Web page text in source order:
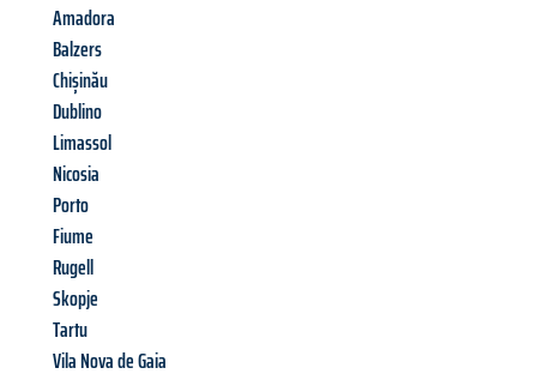
Amadora
Balzers
Chișinău
Dublino
Limassol
Nicosia
Porto
Fiume
Rugell
Skopje
Tartu
Vila Nova de Gaia